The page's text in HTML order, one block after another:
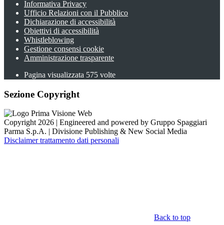
Informativa Privacy
Ufficio Relazioni con il Pubblico
Dichiarazione di accessibilità
Obiettivi di accessibilità
Whistleblowing
Gestione consensi cookie
Amministrazione trasparente
Pagina visualizzata 575 volte
Sezione Copyright
Copyright 2026 | Engineered and powered by Gruppo Spaggiari
Parma S.p.A. | Divisione Publishing & New Social Media
Disclaimer trattamento dati personali
Back to top